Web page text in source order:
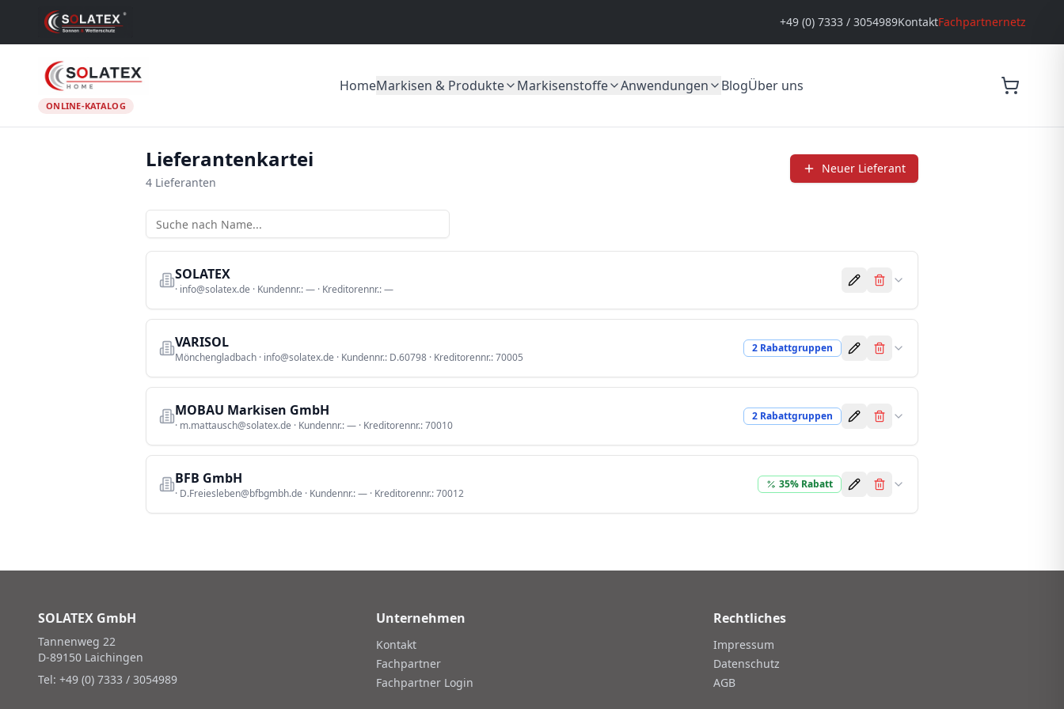
+49 (0) 7333 / 3054989KontaktFachpartnernetz
ONLINE-KATALOG
HomeMarkisen & Produkte Markisenstoffe Anwendungen BlogÜber uns
Lieferantenkartei
4 Lieferanten
Neuer Lieferant
SOLATEX
· info@solatex.de · Kundennr.:— · Kreditorennr.:—
VARISOL
Mönchengladbach · info@solatex.de · Kundennr.: D.60798 · Kreditorennr.:70005
2 Rabattgruppen
MOBAU Markisen GmbH
· m.mattausch@solatex.de · Kundennr.:— · Kreditorennr.:70010
2 Rabattgruppen
BFB GmbH
· D.Freiesleben@bfbgmbh.de · Kundennr.:— · Kreditorennr.:70012
35% Rabatt
SOLATEX GmbH
Tannenweg 22
D-89150 Laichingen
Tel: +49 (0) 7333 / 3054989
Unternehmen
Kontakt
Fachpartner
Fachpartner Login
Rechtliches
Impressum
Datenschutz
AGB